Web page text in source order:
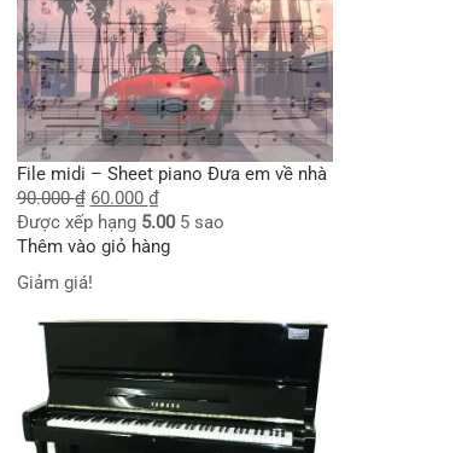
File midi – Sheet piano Đưa em về nhà
90.000₫ 60.000 ₫
Được xếp hạng 5.005 sao
Thêm vào giỏ hàng
Giảm giá!